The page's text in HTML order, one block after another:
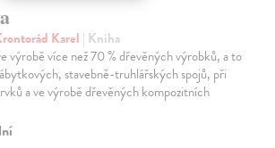
Karel | Kniha
výrobě více než 70 % dřevěných výrobků, a to
stavebně-truhlářských spojů, při
a ve výrobě dřevěných kompozitních